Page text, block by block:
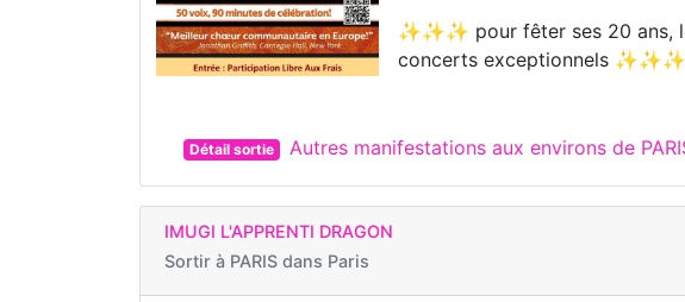
✨✨✨ pour fêter ses 20 ans,
concerts exceptionnels ✨✨✨
Détail sortie Autres manifestations aux environs de
IMUGI L'APPRENTI DRAGON
Sortir à PARIS dans Paris